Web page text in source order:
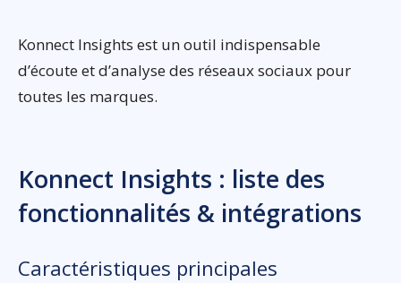
Konnect Insights est un outil indispensable
d’écoute et d’analyse des réseaux sociaux pour
toutes les marques.
Konnect Insights : liste des
fonctionnalités & intégrations
Caractéristiques principales